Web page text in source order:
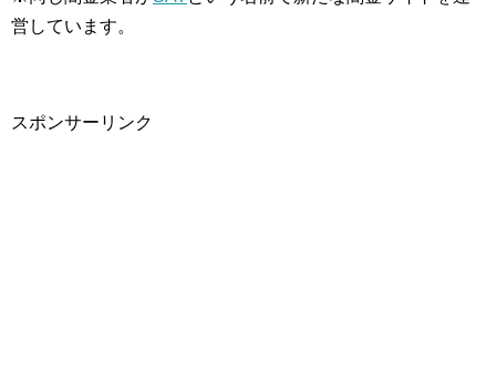
営しています。
スポンサーリンク